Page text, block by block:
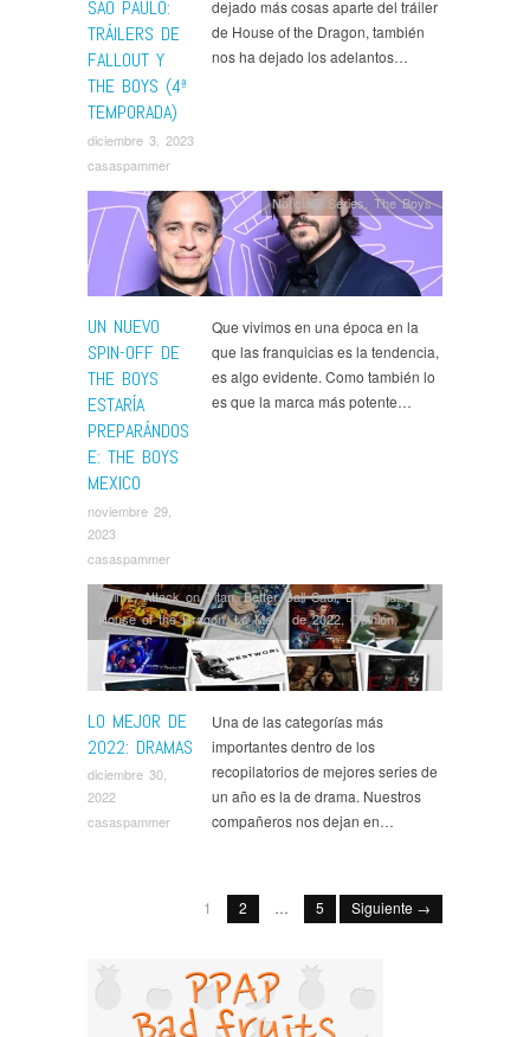
SAO PAULO:
TRÁILERS DE
FALLOUT Y
THE BOYS (4ª
TEMPORADA)
diciembre 3, 2023
casaspammer
dejado más cosas aparte del tráiler
de House of the Dragon, también
nos ha dejado los adelantos…
UN NUEVO
SPIN-OFF DE
THE BOYS
ESTARÍA
PREPARÁNDOS
E: THE BOYS
MEXICO
noviembre 29,
2023
casaspammer
Noticias, Series ,The Boys
Que vivimos en una época en la
que las franquicias es la tendencia,
es algo evidente. Como también lo
es que la marca más potente…
LO MEJOR DE
2022: DRAMAS
diciembre 30,
2022
casaspammer
Anime,Attack on Titan,Better Call Saul,Euphoria,Evil,
House of the Dragon,Lo Mejor de 2022, Opinión,
Series,Servant,Severance,Stranger Things,The
Boys,The Orville,Undone Westworld
Una de las categorías más
importantes dentro de los
recopilatorios de mejores series de
un año es la de drama. Nuestros
compañeros nos dejan en…
1 2 … 5 Siguiente →